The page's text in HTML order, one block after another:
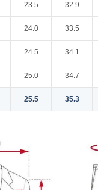
23.5 32.9
24.0 33.5
24.5 34.1
25.0 34.7
25.5 35.3